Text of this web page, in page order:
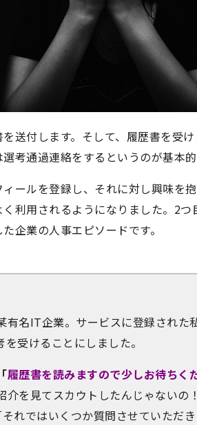
送付します。そして、履歴書を受
考通過連絡をするというのが基本的
ールを登録し、それに対し興味を
利用されるようになりました。2つ
企業の人事エピソードです。
名IT企業。サービスに登録された
受けることにしました。
履歴書を読みますので少しお待ちく
を見てスカウトしたんじゃないの
れではいくつか質問させていただ